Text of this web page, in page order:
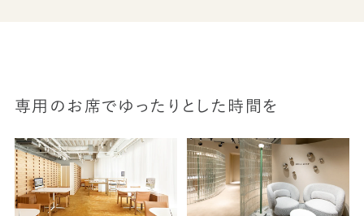
専用のお席でゆったりとした時間を